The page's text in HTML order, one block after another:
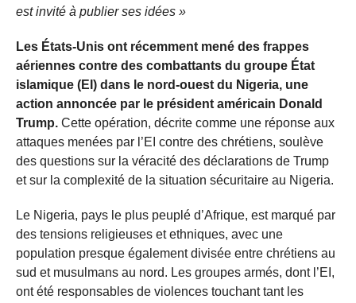
est invité à publier ses idées »
Les États-Unis ont récemment mené des frappes
aériennes contre des combattants du groupe État
islamique (EI) dans le nord-ouest du Nigeria, une
action annoncée par le président américain Donald
Trump. Cette opération, décrite comme une réponse aux
attaques menées par l’EI contre des chrétiens, soulève
des questions sur la véracité des déclarations de Trump
et sur la complexité de la situation sécuritaire au Nigeria.
Le Nigeria, pays le plus peuplé d’Afrique, est marqué par
des tensions religieuses et ethniques, avec une
population presque également divisée entre chrétiens au
sud et musulmans au nord. Les groupes armés, dont l’EI,
ont été responsables de violences touchant tant les